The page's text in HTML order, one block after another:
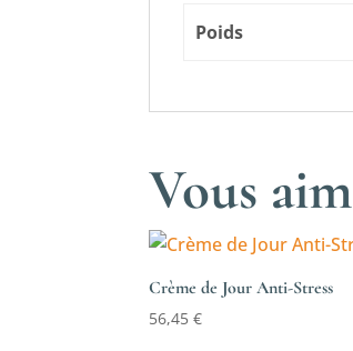
Poids
Vous
Crème de Jour Anti-Stress
56,45€